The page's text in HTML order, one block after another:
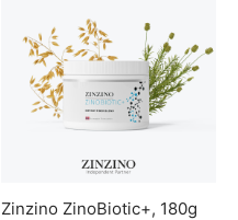
Zinzino ZinoBiotic+, 180g